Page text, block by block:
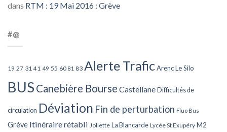
dans RTM : 19 Mai 2016 : Grève
#@
19 27 31 41 49 55 60 81 83 Alerte TraficArenc Le Silo
BUS Canebière Bourse Castellane Difficultés de
circulation Déviation Fin de perturbation Fluo Bus
Grève Itinéraire rétabli Joliette La Blancarde Lycée St Exupéry M2